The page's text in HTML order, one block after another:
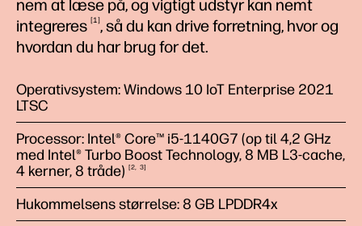
nem at læse på, og vigtigt udstyr kan nemt
integreres
1 , så du kan drive forretning, hvor og
hvordan du har brug for det.
Operativsystem: Windows 10 IoT Enterprise 2021
LTSC
Processor: Intel® Core™ i5-1140G7 (op til 4,2 GHz
med Intel® Turbo Boost Technology, 8 MB L3-cache,
4 kerner, 8 tråde) 2 3
Hukommelsens størrelse: 8 GB LPDDR4x